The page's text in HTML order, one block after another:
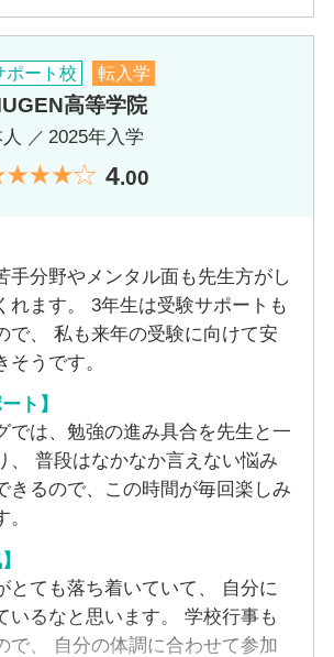
コース
日数／形態
数：取得単位によって異なるためご相談く
本校にて宿泊を伴う形態
習で残ることができます
ポート校 転入学
高等学院
2025年入学
4.00
手分野やメンタル面も先生方がし
れます。 3年生は受験サポートも
で、 私も来年の受験に向けて安
うです。
ト】
では、勉強の進み具合を先生と一
、 普段はなかなか言えない悩み
きるので、この時間が毎回楽しみ
とても落ち着いていて、 自分に
いるなと思います。 学校行事も
で、 自分の体調に合わせて参加